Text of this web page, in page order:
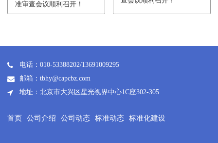
准审查会议顺利召开！
电话：010-53388202/13691009295
邮箱：tbhy@capcbz.com
地址：北京市大兴区星光视界中心1C座302-305
首页 公司介绍 公司动态 标准动态 标准化建设